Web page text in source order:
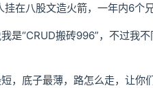
在八股文造火箭，一年内6个
是“CRUD搬砖996”，不过我
，底子最薄，路怎么走，让你